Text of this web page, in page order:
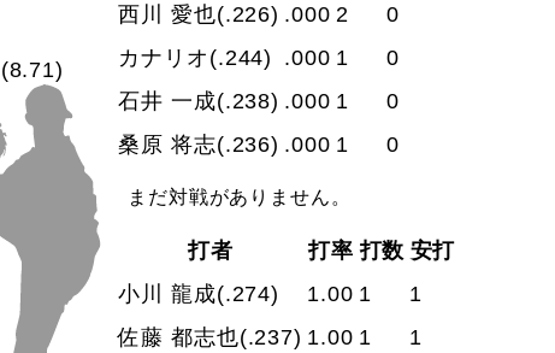
(8.71)
西川 愛也(.226) .000 2
0
カナリオ (.244) .000 1
0
石井 一成(.238) .000 1
0
桑原 将志(.236) .000 1 0
まだ対戦がありません。
打者 打率 打数 安打
小川 龍成(.274) 1.00 1
1
佐藤 都志也(.237) 1.00 1 1